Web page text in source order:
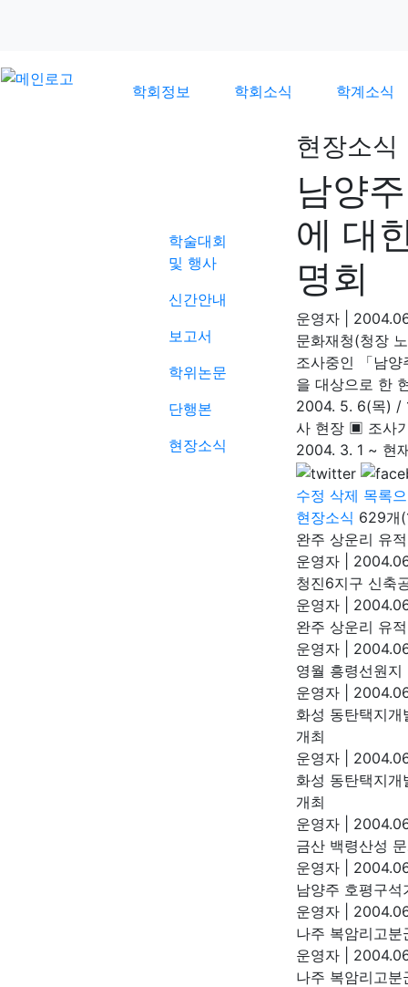
학회정보 학회소식 학계소식
학술대회
및 행사
신간안내
보고서
학위논문
단행본
현장소식
현장소식
남양
에 대
명회
운영자
문화재청(청장
조사중인 「남
을 대상으로 한
2004. 5. 6(목) /
사 현장 ▣ 조사
2004. 3. 1 ~ 현
수정 삭제 목록
현장소식 629개
완주 상운리 유
운영자
청진6지구 신축
운영자
완주 상운리 유
운영자
영월 흥령선원
운영자
화성 동탄택지
개최
운영자
화성 동탄택지
개최
운영자
금산 백령산성
운영자
남양주 호평구
운영자
나주 복암리고
운영자
나주 복암리고